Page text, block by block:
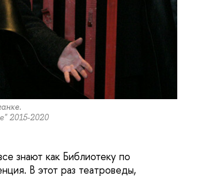
2015-2020
знают как Библиотеку по
В этот раз театроведы,